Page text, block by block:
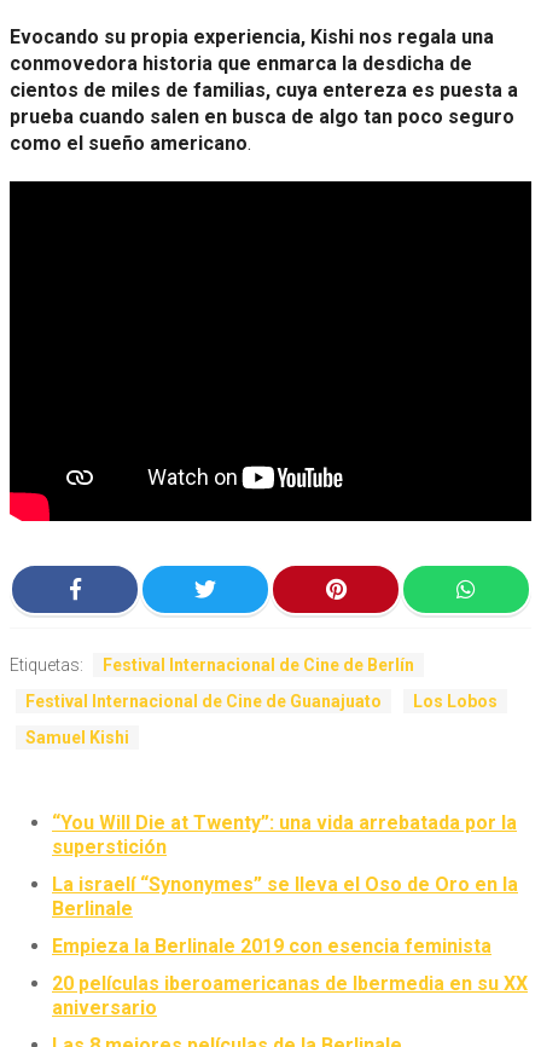
Evocando su propia experiencia, Kishi nos regala una
conmovedora historia que enmarca la desdicha de
cientos de miles de familias, cuya entereza es puesta a
prueba cuando salen en busca de algo tan poco seguro
como el sueño americano.
Etiquetas:
Festival Internacional de Cine de Berlín
Festival Internacional de Cine de Guanajuato
Los Lobos
Samuel Kishi
“You Will Die at Twenty”: una vida arrebatada por la
superstición
La israelí “Synonymes” se lleva el Oso de Oro en la
Berlinale
Empieza la Berlinale 2019 con esencia feminista
20 películas iberoamericanas de Ibermedia en su XX
aniversario